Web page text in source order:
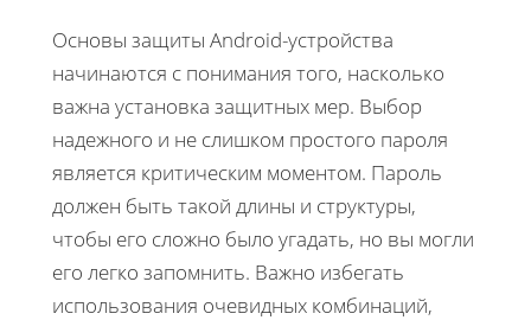
Основы защиты Android-устройства
начинаются с понимания того, насколько
важна установка защитных мер. Выбор
надежного и не слишком простого пароля
является критическим моментом. Пароль
должен быть такой длины и структуры,
чтобы его сложно было угадать, но вы могли
его легко запомнить. Важно избегать
использования очевидных комбинаций,